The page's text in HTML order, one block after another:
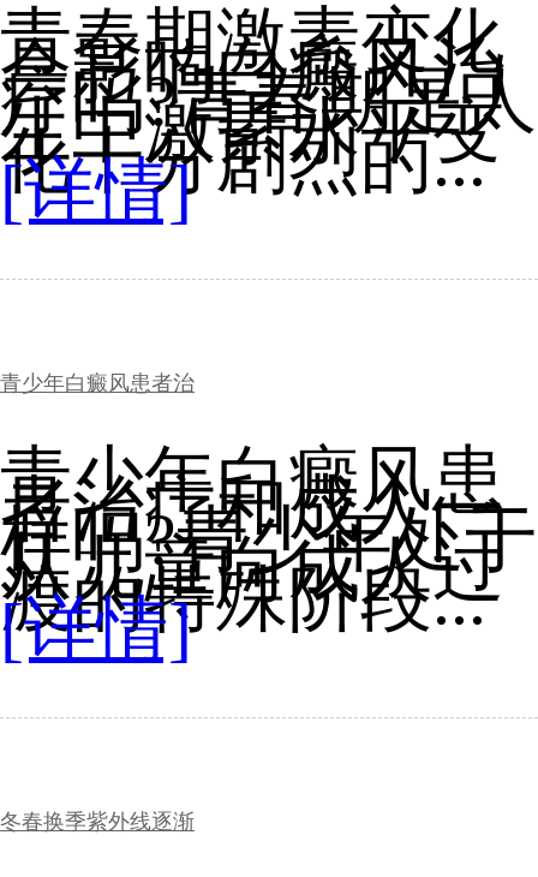
青春期激素变化
会影响白癜风治
疗吗?青春期是人
生中激素水平变
化十分剧烈的...
[详情]
青少年白癜风患者治
青少年白癜风患
者治疗和成人一
样吗?青少年处于
从儿童向成人过
渡的特殊阶段...
[详情]
冬春换季紫外线逐渐